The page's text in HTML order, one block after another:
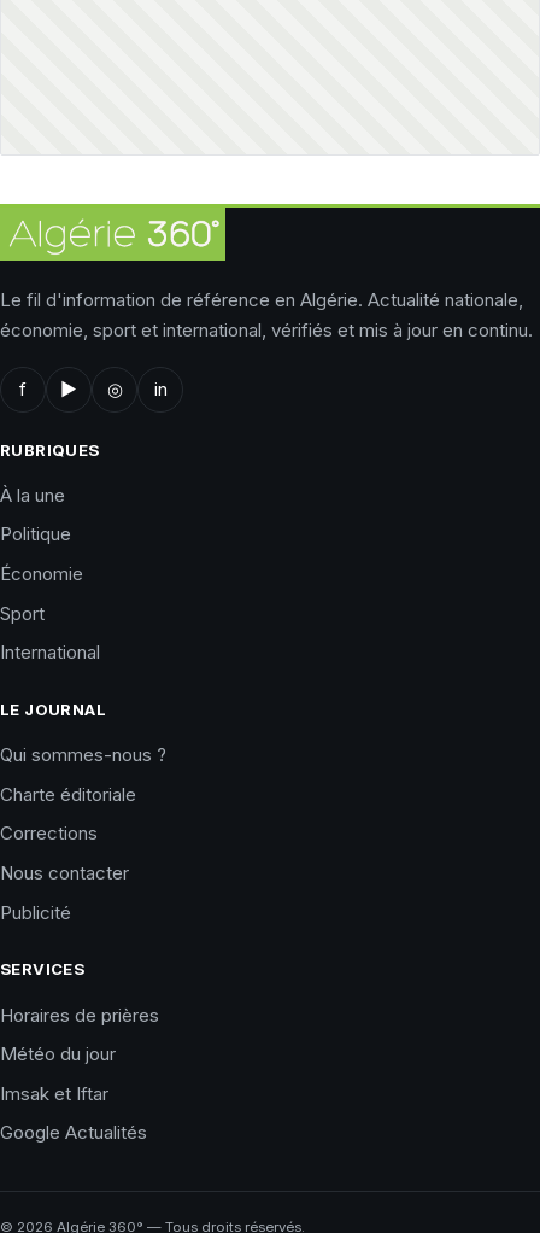
Le fil d'information de référence en Algérie. Actualité nationale,
économie, sport et international, vérifiés et mis à jour en continu.
f ▶ ◎ in
RUBRIQUES
À la une
Politique
Économie
Sport
International
LE JOURNAL
Qui sommes-nous ?
Charte éditoriale
Corrections
Nous contacter
Publicité
SERVICES
Horaires de prières
Météo du jour
Imsak et Iftar
Google Actualités
© 2026 Algérie 360° — Tous droits réservés.